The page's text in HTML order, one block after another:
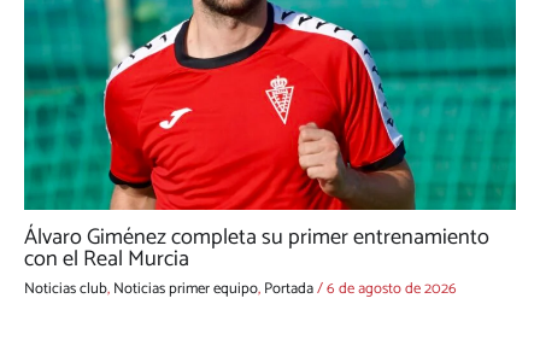
Álvaro Giménez completa su primer entrenamiento
con el Real Murcia
Noticias club,Noticias primer equipo,Portada/6 de agosto de 2026